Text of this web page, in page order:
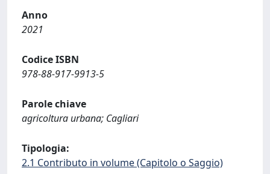
Anno
2021
Codice ISBN
978-88-917-9913-5
Parole chiave
agricoltura urbana; Cagliari
Tipologia:
2.1 Contributo in volume (Capitolo o Saggio)